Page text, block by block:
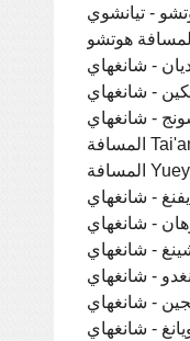
- تيانشوي
- شانغهاي
- شانغهاي
- شانغهاي
- شانغهاي
- شانغهاي
- شانغهاي
- شانغهاي
- شانغهاي
- شانغهاي